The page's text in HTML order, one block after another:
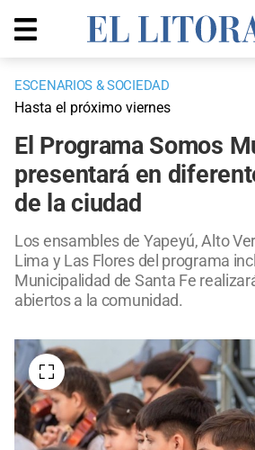
ESCENARIOS & SOCIEDAD
Hasta el próximo viernes
El Programa Somos
presentará en
de la ciudad
Los ensambles de Yapeyú, Alto
Lima y Las Flores del programa
Municipalidad de Santa Fe
abiertos a la comunidad.